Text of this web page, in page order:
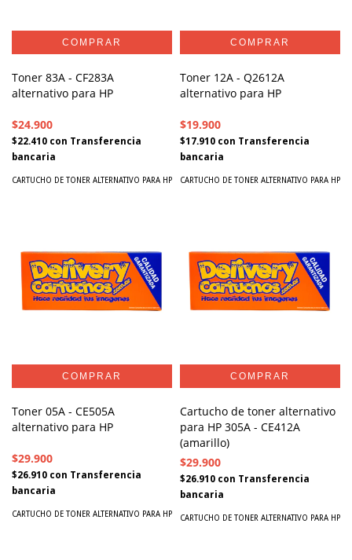
Toner 83A - CF283A
alternativo para HP
$24.900
$22.410 con Transferencia
bancaria
CARTUCHO DE TONER ALTERNATIVO PARA HP
Toner 12A - Q2612A
alternativo para HP
$19.900
$17.910 con Transferencia
bancaria
CARTUCHO DE TONER ALTERNATIVO PARA HP
Toner 05A - CE505A
alternativo para HP
$29.900
$26.910 con Transferencia
bancaria
CARTUCHO DE TONER ALTERNATIVO PARA HP
Cartucho de toner alternativo
para HP 305A - CE412A
(amarillo)
$29.900
$26.910 con Transferencia
bancaria
CARTUCHO DE TONER ALTERNATIVO PARA HP